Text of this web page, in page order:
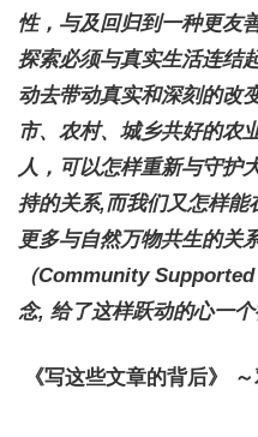
性，与及回归到一种更友
探索必须与真实生活连结
动去带动真实和深刻的改
市、农村、城乡共好的农
人，可以怎样重新与守护
持的关系,而我们又怎样能
更多与自然万物共生的关
（Community
念, 给了这样跃动的心一个
《写这些文章的背后》